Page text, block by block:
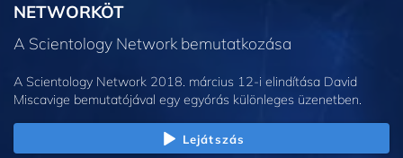
NETWORKÖT
A Scientology Network bemutatkozása
A Scientology Network 2018. március 12-i elindítása David
Miscavige bemutatójával egy egyórás különleges üzenetben.
Lejátszás